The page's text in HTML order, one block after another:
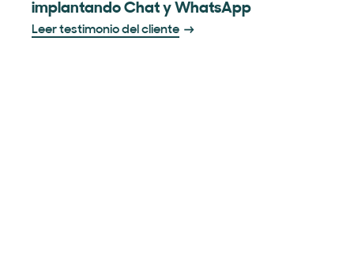
implantando Chat y WhatsApp
Leer testimonio del cliente